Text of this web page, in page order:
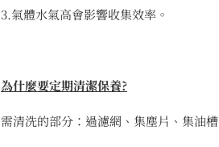
3.氣體水氣高會影響收集效率。
為什麼要定期清潔保養?
需清洗的部分：過濾網、集塵片、集油槽